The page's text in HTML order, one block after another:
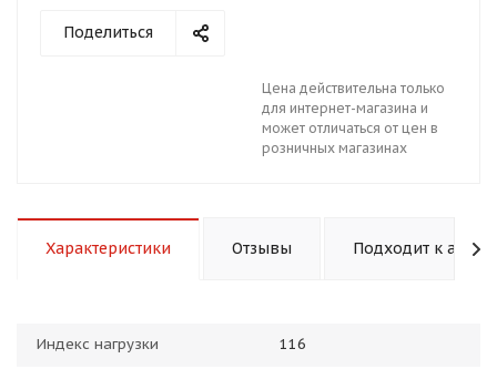
Поделиться
Цена действительна только
для интернет-магазина и
может отличаться от цен в
розничных магазинах
Характеристики Отзывы Подходит к авто
Индекс нагрузки 116